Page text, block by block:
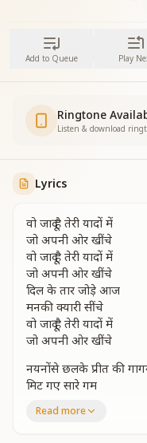
Add to Queue Play
Ringtone
Listen & download
Lyrics
वो जादू है तेरी यादों में
जो अपनी ओर खींचे
वो जादू है तेरी यादों में
जो अपनी ओर खींचे
दिल के तार जोड़े आज
मनकी क्यारी सींचे
वो जादू है तेरी यादों में
जो अपनी ओर खींचे
नयनोंसे छलके प्रीत की
मिट गए सारे गम
उनके हो गए हम
Read more